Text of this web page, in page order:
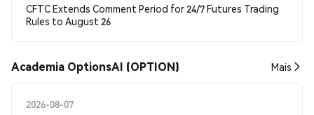
CFTC Extends Comment Period for 24/7 Futures Trading
Rules to August 26
Academia OptionsAI (OPTION) Mais
2026-08-07